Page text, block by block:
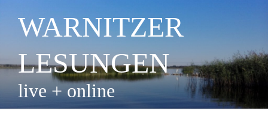
Inhalt
springenWARNITZER
LESUNGEN
live + online